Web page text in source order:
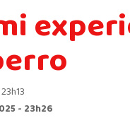
- 23h26